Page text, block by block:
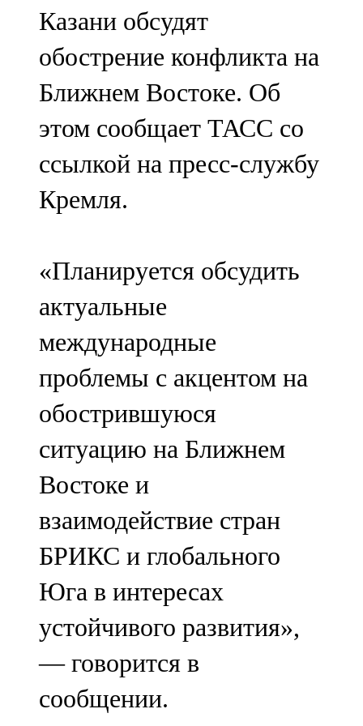
107,8 FM
Теләче
106,1 FM
Түбән Кама
102,6 FM
Чирмешән
Чистай
103,0 FM
Чүпрәле
91,0 FM
Шәмәрдән
102,3 FM
Яңа чишмә
107,0 FM
Яр Чаллы
105,5 FM
Казани обсудят
обострение конфликта на
Ближнем Востоке. Об
этом сообщает ТАСС со
ссылкой на пресс-службу
Кремля.
«Планируется обсудить
актуальные
международные
проблемы с акцентом на
обострившуюся
ситуацию на Ближнем
Востоке и
взаимодействие стран
БРИКС и глобального
Юга в интересах
устойчивого развития»,
— говорится в
сообщении.